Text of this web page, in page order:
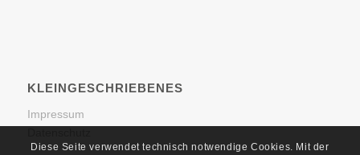
KLEINGESCHRIEBENES
Impressum
Diese Seite verwendet technisch notwendige Cookies. Mit der